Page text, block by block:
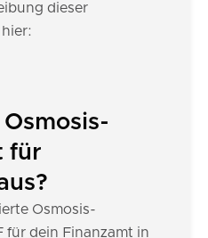
dieser
für
Osmosis-
für dein Finanzamt in